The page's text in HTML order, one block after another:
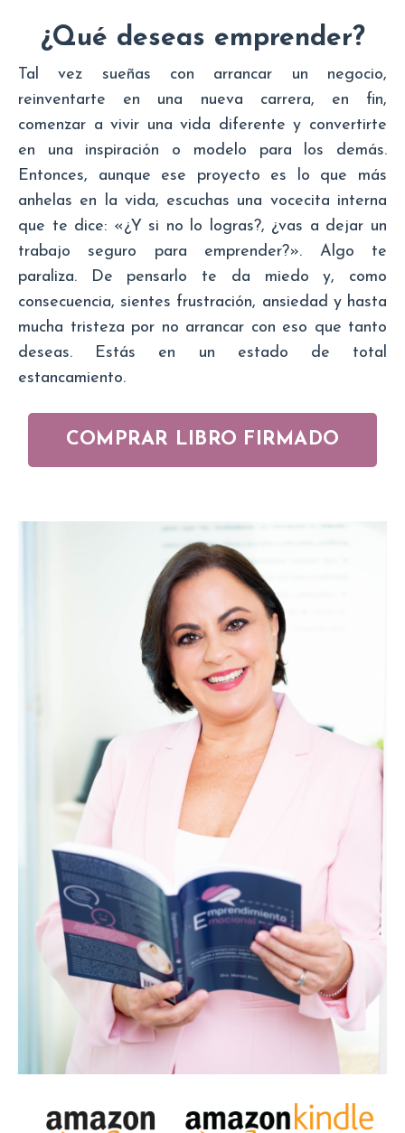
¿Qué deseas emprender?
Tal vez sueñas con arrancar un negocio,
reinventarte en una nueva carrera, en fin,
comenzar a vivir una vida diferente y convertirte
en una inspiración o modelo para los demás.
Entonces, aunque ese proyecto es lo que más
anhelas en la vida, escuchas una vocecita interna
que te dice: «¿Y si no lo logras?, ¿vas a dejar un
trabajo seguro para emprender?». Algo te
paraliza. De pensarlo te da miedo y, como
consecuencia, sientes frustración, ansiedad y hasta
mucha tristeza por no arrancar con eso que tanto
deseas. Estás en un estado de total
estancamiento.
COMPRAR LIBRO FIRMADO